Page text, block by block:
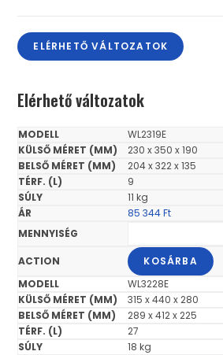
ELÉRHETŐ VÁLTOZATOK
Elérhető változatok
WL2319E
230 x 350 x 190
204 x 322 x 135
9
11 kg
85 344Ft
KOSÁRBA
WL3228E
315 x 440 x 280
289 x 412 x 225
27
18 kg